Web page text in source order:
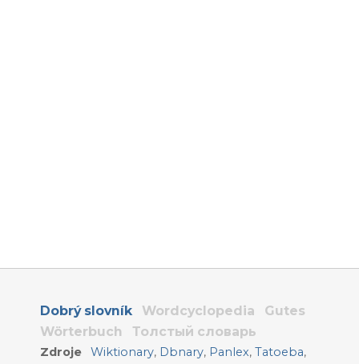
Dobrý slovník Wordcyclopedia
Gutes
Wörterbuch
Толстый словарь
Zdroje Wiktionary, Dbnary, Panlex,Tatoeba,